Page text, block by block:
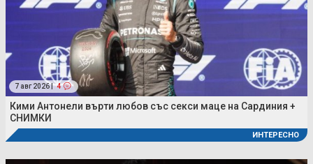
7 авг 2026 | 4
Кими Антонели върти любов със секси маце на Сардиния +
СНИМКИ
ИНТЕРЕСНО